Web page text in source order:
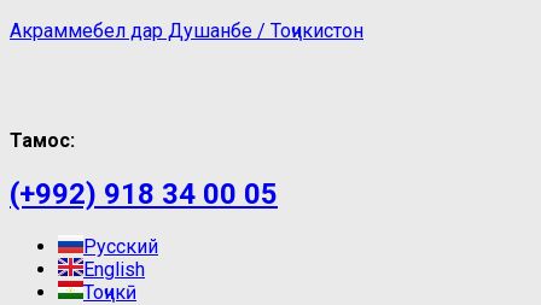
Акраммебел дар Душанбе / Тоҷикистон
Тамос:
(+992) 918 34 00 05
Русский
English
Тоҷикӣ